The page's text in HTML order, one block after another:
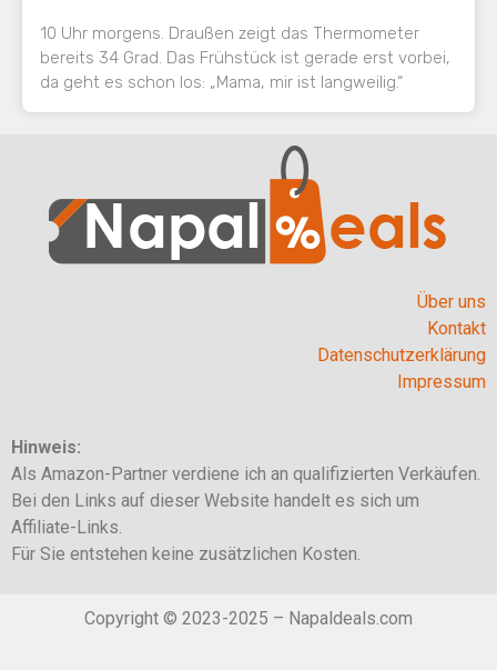
10 Uhr morgens. Draußen zeigt das Thermometer
bereits 34 Grad. Das Frühstück ist gerade erst vorbei,
da geht es schon los: „Mama, mir ist langweilig.“
Über uns
Kontakt
Datenschutzerklärung
Impressum
Hinweis:
Als Amazon-Partner verdiene ich an qualifizierten Verkäufen.
Bei den Links auf dieser Website handelt es sich um
Affiliate-Links.
Für Sie entstehen keine zusätzlichen Kosten.
Copyright © 2023-2025 – Napaldeals.com